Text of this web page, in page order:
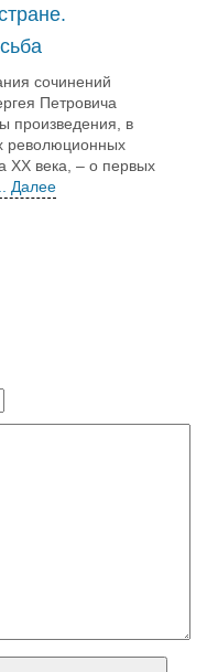
сочинений
Петровича
произведения, в
революционных
XX века, – о первых
... Далее